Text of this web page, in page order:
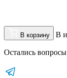
В корзину В
Остались